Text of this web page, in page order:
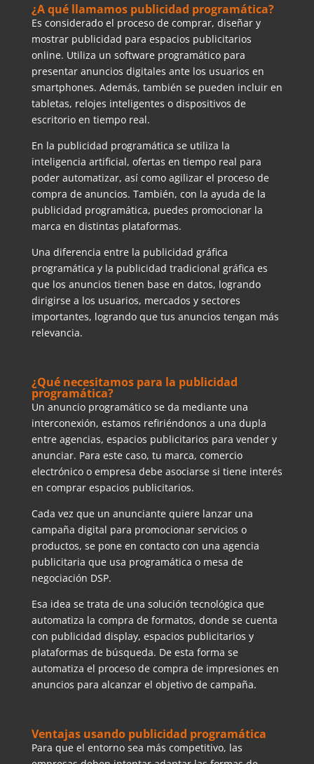
¿A qué llamamos publicidad programática?
Es considerado el proceso de comprar, diseñar y
mostrar publicidad para espacios publicitarios
online. Utiliza un software programático para
presentar anuncios digitales ante los usuarios en
smartphones. Además, también se pueden incluir en
tabletas, relojes inteligentes o dispositivos de
escritorio en tiempo real.
En la publicidad programática se utiliza la
inteligencia artificial, ofertas en tiempo real para
poder automatizar, así como agilizar el proceso de
compra de anuncios. También, con la ayuda de la
publicidad programática, puedes promocionar la
marca en distintas plataformas.
Una diferencia entre la publicidad gráfica
programática y la publicidad tradicional gráfica es
que los anuncios tienen base en datos, logrando
dirigirse a los usuarios, mercados y sectores
importantes, logrando que tus anuncios tengan más
relevancia.
¿Qué necesitamos para la publicidad
programática?
Un anuncio programático se da mediante una
interconexión, estamos refiriéndonos a una dupla
entre agencias, espacios publicitarios para vender y
anunciar. Para este caso, tu marca, comercio
electrónico o empresa debe asociarse si tiene interés
en comprar espacios publicitarios.
Cada vez que un anunciante quiere lanzar una
campaña digital para promocionar servicios o
productos, se pone en contacto con una agencia
publicitaria que usa programática o mesa de
negociación DSP.
Esa idea se trata de una solución tecnológica que
automatiza la compra de formatos, donde se cuenta
con publicidad display, espacios publicitarios y
plataformas de búsqueda. De esta forma se
automatiza el proceso de compra de impresiones en
anuncios para alcanzar el objetivo de campaña.
Ventajas usando publicidad programática
Para que el entorno sea más competitivo, las